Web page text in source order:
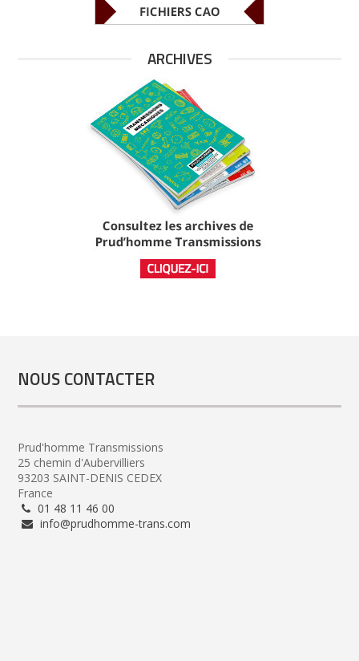
ARCHIVES
NOUS CONTACTER
Prud'homme Transmissions
25 chemin d'Aubervilliers
93203 SAINT-DENIS CEDEX
France
01 48 11 46 00
info@prudhomme-trans.com